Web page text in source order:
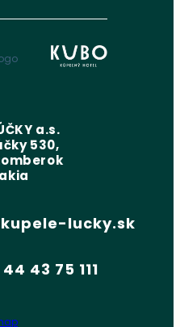
a.s.
530,
lucky.sk
43 75 111